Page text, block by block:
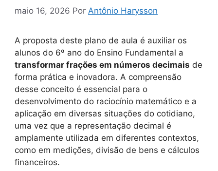
maio 16, 2026 Por Antônio Harysson
A proposta deste plano de aula é auxiliar os
alunos do 6º ano do Ensino Fundamental a
transformar frações em números decimais de
forma prática e inovadora. A compreensão
desse conceito é essencial para o
desenvolvimento do raciocínio matemático e a
aplicação em diversas situações do cotidiano,
uma vez que a representação decimal é
amplamente utilizada em diferentes contextos,
como em medições, divisão de bens e cálculos
financeiros.